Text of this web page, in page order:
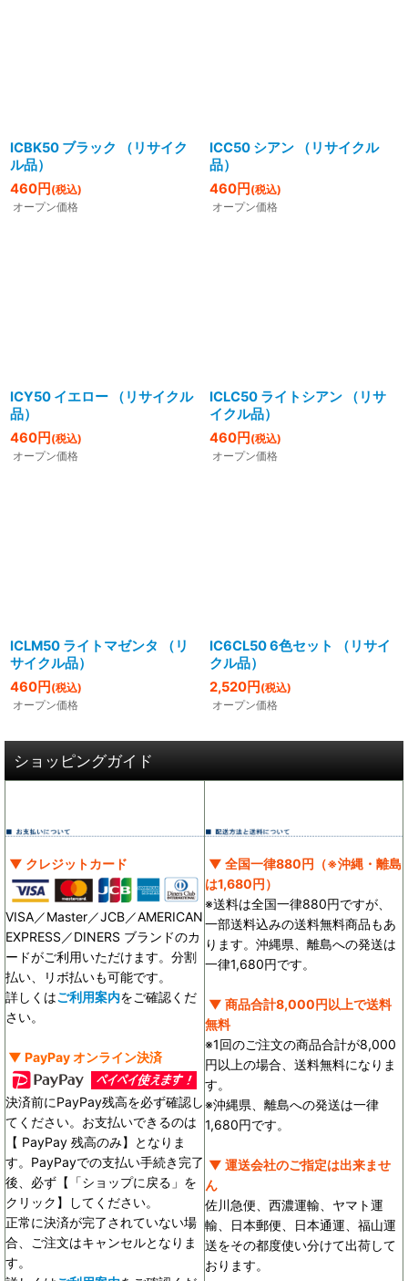
ICBK50 ブラック （リサイク
ル品）
460円 (税込)
オープン価格
ICC50 シアン （リサイクル
品）
460円 (税込)
オープン価格
ICY50 イエロー （リサイクル
品）
460円 (税込)
オープン価格
ICLC50 ライトシアン （リサ
イクル品）
460円 (税込)
オープン価格
ICLM50 ライトマゼンタ （リ
サイクル品）
460円 (税込)
オープン価格
IC6CL50 6色セット （リサイ
クル品）
2,520円 (税込)
オープン価格
ショッピングガイド
▼ クレジットカード
VISA／Master／JCB／AMERICAN
EXPRESS／DINERS ブランドのカ
ードがご利用いただけます。分割
払い、リボ払いも可能です。
詳しくはご利用案内をご確認くだ
さい。
▼ PayPay オンライン決済
決済前にPayPay残高を必ず確認し
てください。お支払いできるのは
【 PayPay 残高のみ】となりま
す。PayPayでの支払い手続き完了
後、必ず【「ショップに戻る」を
クリック】してください。
正常に決済が完了されていない場
合、ご注文はキャンセルとなりま
す。
▼ 全国一律880円（※沖縄・離島
は1,680円）
※送料は全国一律880円ですが、
一部送料込みの送料無料商品もあ
ります。沖縄県、離島への発送は
一律1,680円です。
▼ 商品合計8,000円以上で送料
無料
※1回のご注文の商品合計が8,000
円以上の場合、送料無料になりま
す。
※沖縄県、離島への発送は一律
1,680円です。
▼ 運送会社のご指定は出来ませ
ん
佐川急便、西濃運輸、ヤマト運
輸、日本郵便、日本通運、福山運
送をその都度使い分けて出荷して
おります。